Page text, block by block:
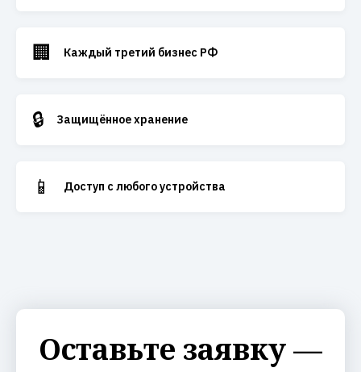
🏢 Каждый третий бизнес РФ
🔒 Защищённое хранение
📱 Доступ с любого устройства
Оставьте заявку —